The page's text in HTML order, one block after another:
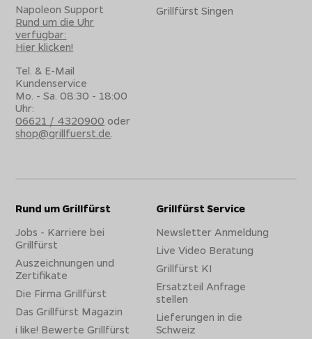
Napoleon Support
Rund um die Uhr
verfügbar:
Hier klicken!
Tel. & E-Mail
Kundenservice
Mo. - Sa. 08:30 - 18:00
Uhr:
06621 / 4320900 oder
shop@grillfuerst.de
Grillfürst Singen
Rund um Grillfürst
Jobs - Karriere bei
Grillfürst
Auszeichnungen und
Zertifikate
Die Firma Grillfürst
Das Grillfürst Magazin
i like! Bewerte Grillfürst
Grillfürst Service
Newsletter Anmeldung
Live Video Beratung
Grillfürst KI
Ersatzteil Anfrage
stellen
Lieferungen in die
Schweiz